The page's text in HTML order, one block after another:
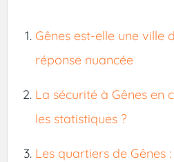
Gênes est-elle une ville
réponse nuancée
La sécurité à Gênes en
les statistiques ?
Les quartiers de Gênes